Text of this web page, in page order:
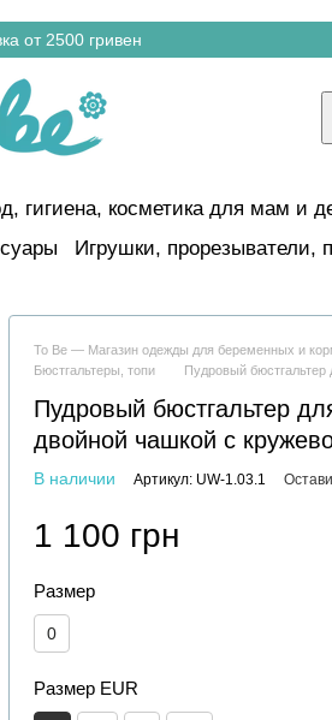
от 2500 гривен
гигиена, косметика для мам и
Игрушки, прорезыватели,
To Be — Магазин одежды для беременных и
Бюстгальтеры, топи
Пудровый
Пудровый бюстгальтер
двойной чашкой с
В наличии Артикул: UW-1.03.1
1 100 грн
Размер
0
Размер EUR